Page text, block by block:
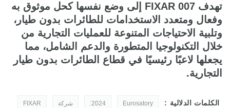
تهدف FIXAR 007 إلى وضع نفسها كحل موثوق به
وفعال ومتعدد الاستخدامات للطائرات بدون طيار،
وتلبية الاحتياجات المتنوعة للعمليات التجارية من
خلال التكنولوجيا المتطورة والدعم الشامل، مما
يجعلها لاعبًا رئيسيًا في قطاع الطائرات بدون طيار
التجارية.
الكلمات الدلالية : Eurosatory
2024: شركة FIXAR